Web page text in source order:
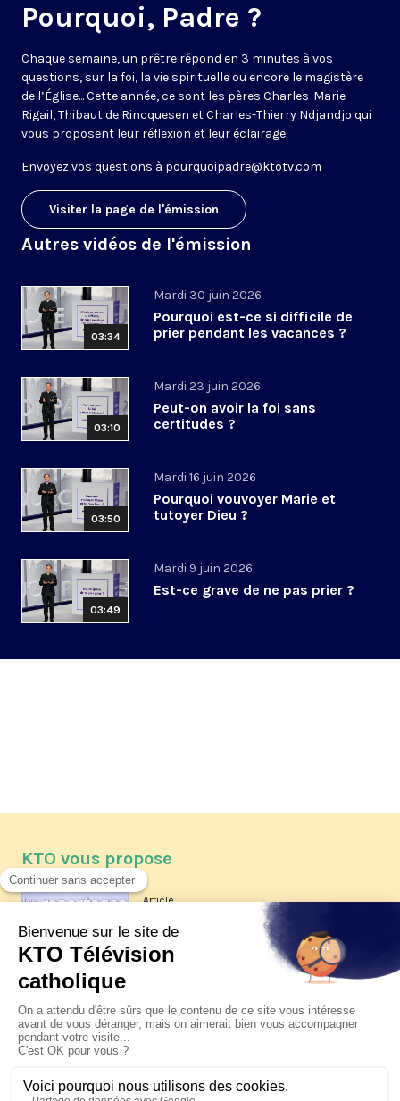
Pourquoi, Padre ?
Chaque semaine, un prêtre répond en 3 minutes à vos
questions, sur la foi, la vie spirituelle ou encore le magistère
de l’Église... Cette année, ce sont les pères Charles-Marie
Rigail, Thibaut de Rincquesen et Charles-Thierry Ndjandjo qui
vous proposent leur réflexion et leur éclairage.
Envoyez vos questions à pourquoipadre@ktotv.com
Visiter la page de l'émission
Autres vidéos de l'émission
03:34
Mardi 30 juin 2026
Pourquoi est-ce si difficile de
prier pendant les vacances ?
03:10
Mardi 23 juin 2026
Peut-on avoir la foi sans
certitudes ?
03:50
Mardi 16 juin 2026
Pourquoi vouvoyer Marie et
tutoyer Dieu ?
03:49
Mardi 9 juin 2026
Est-ce grave de ne pas prier ?
KTO vous propose
Article
Les reportages d'été 2026 de KTO
La visite pastorale du pape Léon
XIV à Assise à suivre sur KTO le
jeudi 6 août
Le pape en Uruguay, Argentine et